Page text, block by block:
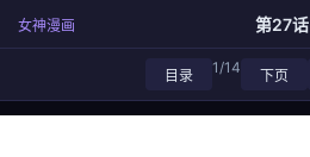
女神漫画 第27话
目录 1/14 下页